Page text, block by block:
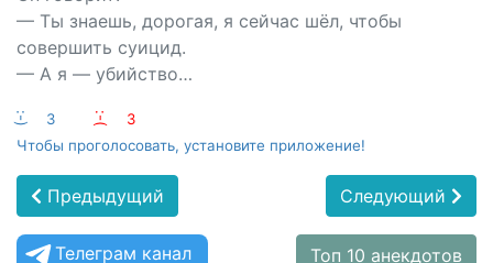
— Ты знаешь, дорогая, я сейчас шёл, чтобы
совершить суицид.
— А я — убийство…
:-) 3 :-(
3
Чтобы проголосовать, установите приложение!
Предыдущий Следующий
Телеграм канал Топ 10 анекдотов